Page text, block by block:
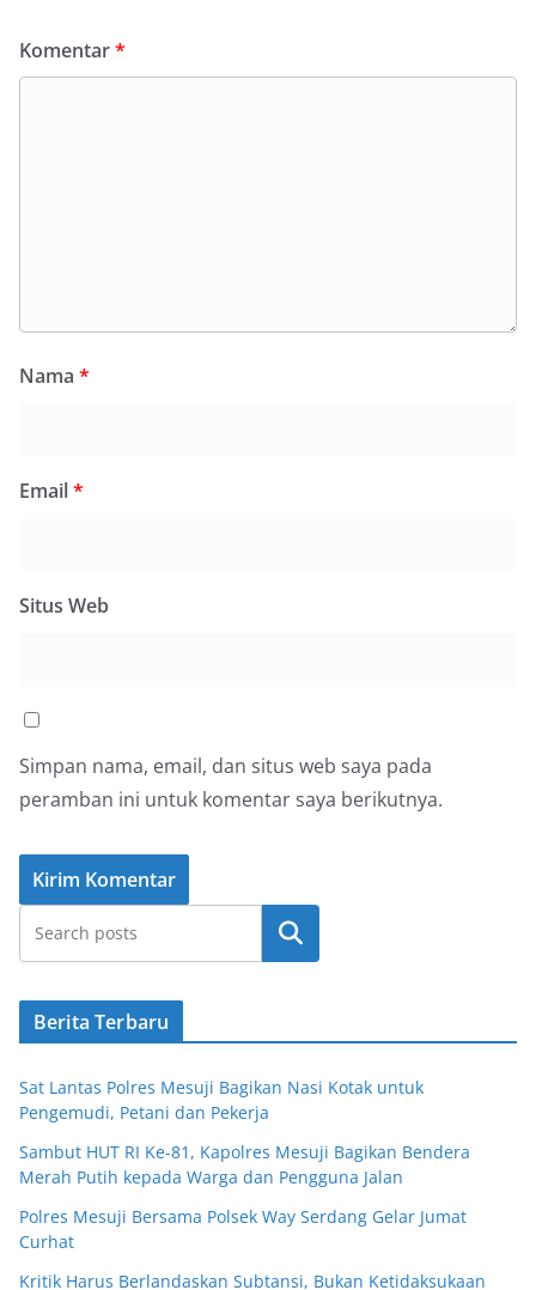
Komentar*
Nama *
Email*
Situs Web
Simpan nama, email, dan situs web saya pada
peramban ini untuk komentar saya berikutnya.
Cari
Berita Terbaru
Sat Lantas Polres Mesuji Bagikan Nasi Kotak untuk
Pengemudi, Petani dan Pekerja
Sambut HUT RI Ke-81, Kapolres Mesuji Bagikan Bendera
Merah Putih kepada Warga dan Pengguna Jalan
Polres Mesuji Bersama Polsek Way Serdang Gelar Jumat
Curhat
Kritik Harus Berlandaskan Subtansi, Bukan Ketidaksukaan